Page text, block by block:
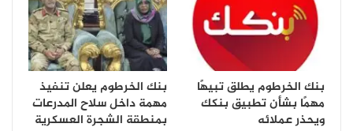
بنك الخرطوم يطلق تبيهًا
مهمًا بشأن تطبيق بنكك
ويحذر عملائه
بنك الخرطوم يعلن تنفيذ
مهمة داخل سلاح المدرعات
بمنطقة الشجرة العسكرية